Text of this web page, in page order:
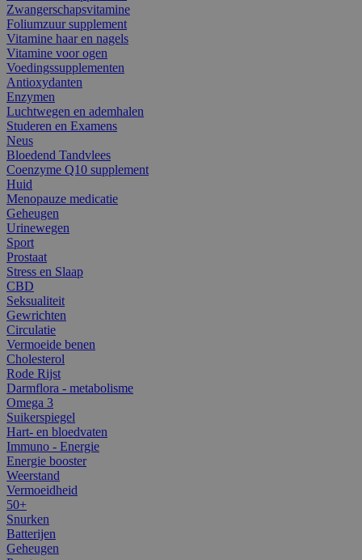
Zwangerschapsvitamine
Foliumzuur supplement
Vitamine haar en nagels
Vitamine voor ogen
Voedingssupplementen
Antioxydanten
Enzymen
Luchtwegen en ademhalen
Studeren en Examens
Neus
Bloedend Tandvlees
Coenzyme Q10 supplement
Huid
Menopauze medicatie
Geheugen
Urinewegen
Sport
Prostaat
Stress en Slaap
CBD
Seksualiteit
Gewrichten
Circulatie
Vermoeide benen
Cholesterol
Rode Rijst
Darmflora - metabolisme
Omega 3
Suikerspiegel
Hart- en bloedvaten
Immuno - Energie
Energie booster
Weerstand
Vermoeidheid
50+
Snurken
Batterijen
Geheugen